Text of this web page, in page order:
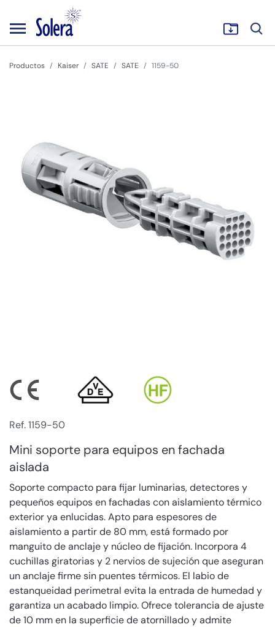
Productos Kaiser SATE SATE 1159-50
Ref. 1159-50
Mini soporte para equipos en fachada
aislada
Soporte compacto para fijar luminarias, detectores y
pequeños equipos en fachadas con aislamiento térmico
exterior ya enlucidas. Apto para espesores de
aislamiento a partir de 80 mm, está formado por
manguito de anclaje y núcleo de fijación. Incorpora 4
cuchillas giratorias y 2 nervios de sujeción que aseguran
un anclaje firme sin puentes térmicos. El labio de
estanqueidad perimetral evita la entrada de humedad y
garantiza un acabado limpio. Ofrece tolerancia de ajuste
de 10 mm en la superficie de atornillado y admite